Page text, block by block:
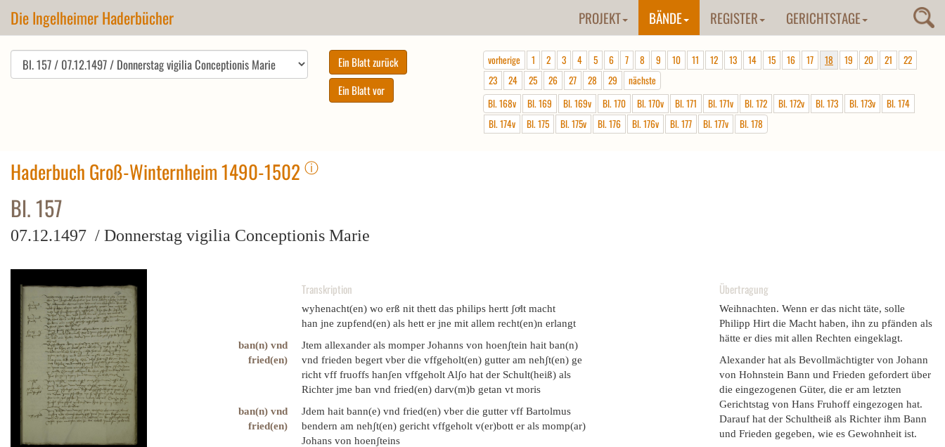
Die Ingelheimer Haderbücher PROJEKT BÄNDE REGISTER GERICHTSTAGE
vorherige 1 2 3 4 5 6 7 8 9 10 11 12 13 14 15 16 17 18 19 20 21
22
23
24 25 26 27 28 29
nächste
Bl. 168v
Bl. 169 Bl. 169v Bl. 170 Bl. 170v Bl. 171 Bl. 171v Bl. 172 Bl. 172v Bl. 173 Bl. 173v
Bl. 174
Bl. 174v
Bl. 175 Bl. 175v Bl. 176 Bl. 176v Bl. 177 Bl. 177v Bl. 178
Haderbuch Groß-Winternheim 1490-1502 ⓘ
Bl. 157
07.12.1497 / Donnerstag vigilia Conceptionis Marie
Transkription
wyhenacht(en) wo erß nit thett das philips hertt ʃoͤlt macht
han jne zupfend(en) als hett er jne mit allem recht(en)n erlangt
ban(n) vnd
Jtem allexander als momper Johanns von hoenʃtein hait ban(n)
fried(en)
vnd frieden begert vber die vffgeholt(en) gutter am nehʃt(en) ge
richt vff fruoffs hanʃen vffgeholt Alʃo hat der Schult(heiß) als
Richter jme ban vnd fried(en) darv(m)b getan vt moris
ban(n) vnd
Jdem hait bann(e) vnd fried(en) vber die gutter vff Bartolmus
fried(en)
bendern am nehʃt(en) gericht vffgeholt v(er)bott er als momp(ar)
Johans von hoenʃteins
Übertragung
Weihnachten. Wenn er das nicht täte, solle
Philipp Hirt die Macht haben, ihn zu pfänden als
hätte er dies mit allen Rechten eingeklagt.
Alexander hat als Bevollmächtigter von Johann
von Hohnstein Bann und Frieden gefordert über
die eingezogenen Güter, die er am letzten
Gerichtstag von Hans Fruhoff eingezogen hat.
Darauf hat der Schultheiß als Richter ihm Bann
und Frieden gegeben, wie es Gewohnheit ist.